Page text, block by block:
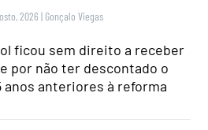
2026 | Gonçalo Viegas
ficou sem direito a receber
por não ter descontado o
anos anteriores à reforma